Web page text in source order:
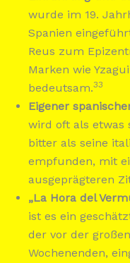
wurde im 19.
Spanien
Reus zum
Marken wie
bedeutsam.33
Eigener
wird oft als etwas
bitter als seine
empfunden, mit
ausgeprägteren
„La Hora del
ist es ein
der vor der
Wochenenden,